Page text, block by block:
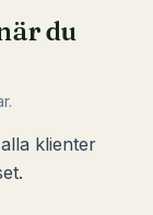
du
klienter